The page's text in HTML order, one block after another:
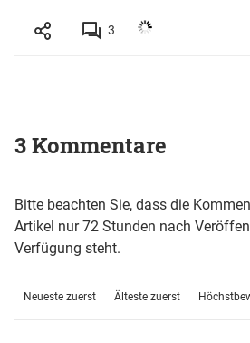
3
3 Kommentare
Bitte beachten Sie, dass die
Artikel nur 72 Stunden nach
Verfügung steht.
Neueste zuerst Älteste zuerst